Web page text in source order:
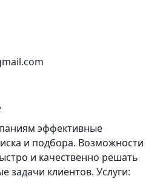
эффективные
и подбора. Возможности
и качественно решать
задачи клиентов. Услуги: